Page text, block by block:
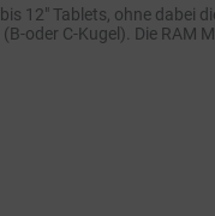
12" Tablets, ohne dabei
oder C-Kugel). Die RAM